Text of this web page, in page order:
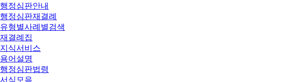
행정심판안내
행정심판재결례
유형별사례별검색
재결례집
지식서비스
용어설명
행정심판법령
서식모음